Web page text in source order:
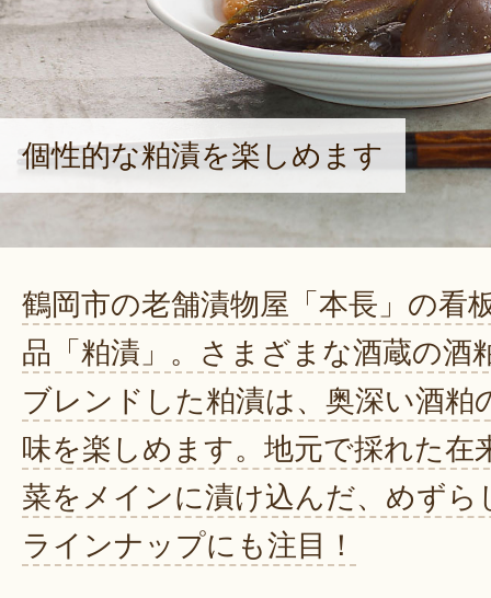
個性的な粕漬を楽しめます
鶴岡市の老舗漬物屋「本長」の看
品「粕漬」。さまざまな酒蔵の酒
ブレンドした粕漬は、奥深い酒粕
味を楽しめます。地元で採れた在
菜をメインに漬け込んだ、めずら
ラインナップにも注目！